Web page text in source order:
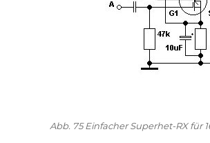
Abb. 75 Einfacher Superhet-RX für